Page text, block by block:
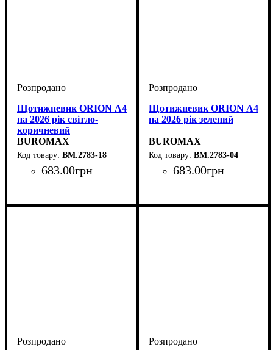
Щотижневик ORION А4
на 2026 рік світло-
коричневий
BUROMAX
BM.2783-18
683.00грн
Щотижневик ORION А4
на 2026 рік зелений
BUROMAX
BM.2783-04
683.00грн